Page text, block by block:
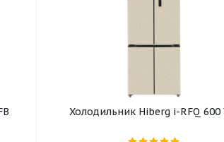
Холодильник Hiberg i-RFQ 600